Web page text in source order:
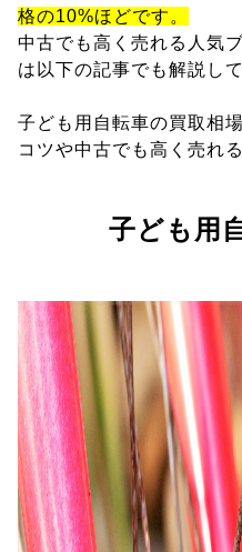
格の10%ほどです。
中古でも高く売れる人気
は以下の記事でも解説し
子ども用自転車の買取相
コツや中古でも高く売れ
子ども用